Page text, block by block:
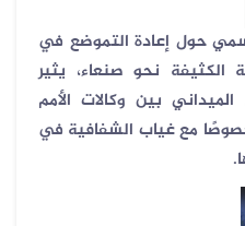
حول إعادة التموضع في
الكثيفة نحو صنعاء، يثير
بين وكالات الأمم
مع غياب الشفافية في
.